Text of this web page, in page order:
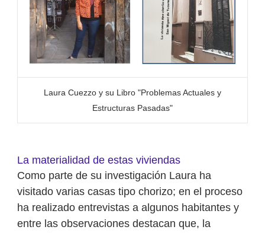
Laura Cuezzo y su Libro "Problemas Actuales y
Estructuras Pasadas"
La materialidad de estas viviendas
Como parte de su investigación Laura ha
visitado varias casas tipo chorizo; en el proceso
ha realizado entrevistas a algunos habitantes y
entre las observaciones destacan que, la